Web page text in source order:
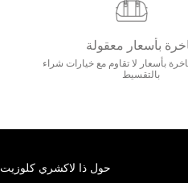
بأسعار معقولة
بأسعار لا تقاوم مع خيارات شراء
بالتقسيط
حول ذا لاكشري كلوزيت